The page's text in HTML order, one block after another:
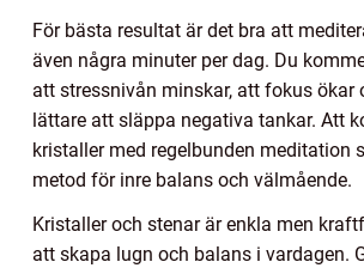
För bästa resultat är det bra att
även några minuter per dag. Du
att stressnivån minskar, att fokus ökar
lättare att släppa negativa tankar. Att
kristaller med regelbunden meditation
metod för inre balans och välmående.
Kristaller och stenar är enkla men
att skapa lugn och balans i vardagen.